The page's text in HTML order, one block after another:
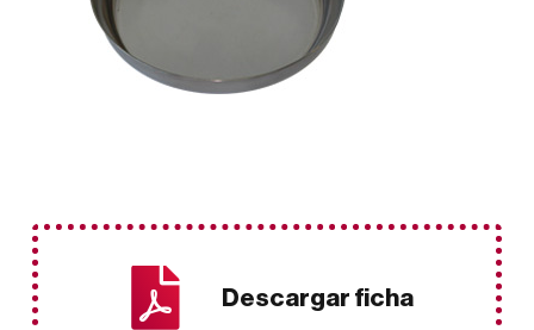
Descargar ficha